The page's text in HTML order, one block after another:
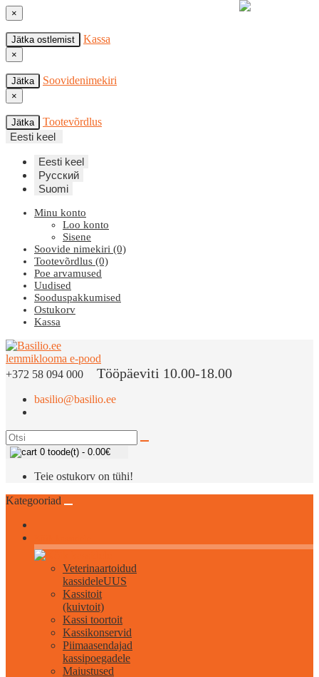
×
Jätka ostlemist Kassa
×
Jätka Soovidenimekiri
×
Jätka
Tootevõrdlus
Eesti keel
Eesti keel
Русский
Suomi
Minu konto
Loo konto
Sisene
Soovide nimekiri (0)
Tootevõrdlus (0)
Poe arvamused
Uudised
Sooduspakkumised
Ostukorv
Kassa
+372 58 094 000 Tööpäeviti 10.00-18.00
basilio@basilio.ee
0 toode(t) - 0.00€
Teie ostukorv on tühi!
Kategooriad
Veterinaartoidud
kassideleUUS
Kassitoit
(kuivtoit)
Kassi toortoit
Kassikonservid
Piimaasendajad
kassipoegadele
Maiustused